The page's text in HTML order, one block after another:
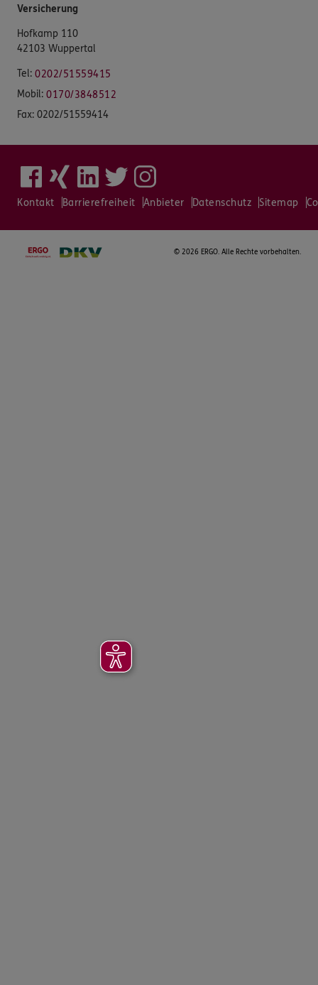
Versicherung
Hofkamp 110
42103 Wuppertal
Tel: 0202/51559415
Mobil: 0170/3848512
Fax: 0202/51559414
Kontakt Barrierefreiheit Anbieter Datenschutz Sitemap
© 2026 ERGO. Alle Rechte vorbehalten.